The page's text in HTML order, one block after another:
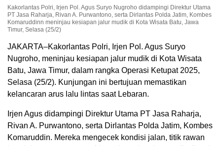
Kakorlantas Polri, Irjen Pol. Agus Suryo Nugroho didampingi Direktur Utama
PT Jasa Raharja, Rivan A. Purwantono, serta Dirlantas Polda Jatim, Kombes
Komaruddinn meninjau kesiapan jalur mudik di Kota Wisata Batu, Jawa
Timur, Selasa (25/2)
JAKARTA–Kakorlantas Polri, Irjen Pol. Agus Suryo
Nugroho, meninjau kesiapan jalur mudik di Kota Wisata
Batu, Jawa Timur, dalam rangka Operasi Ketupat 2025,
Selasa (25/2). Kunjungan ini bertujuan memastikan
kelancaran arus lalu lintas saat Lebaran.
Irjen Agus didampingi Direktur Utama PT Jasa Raharja,
Rivan A. Purwantono, serta Dirlantas Polda Jatim, Kombes
Komaruddin. Mereka mengecek kondisi jalan, titik rawan